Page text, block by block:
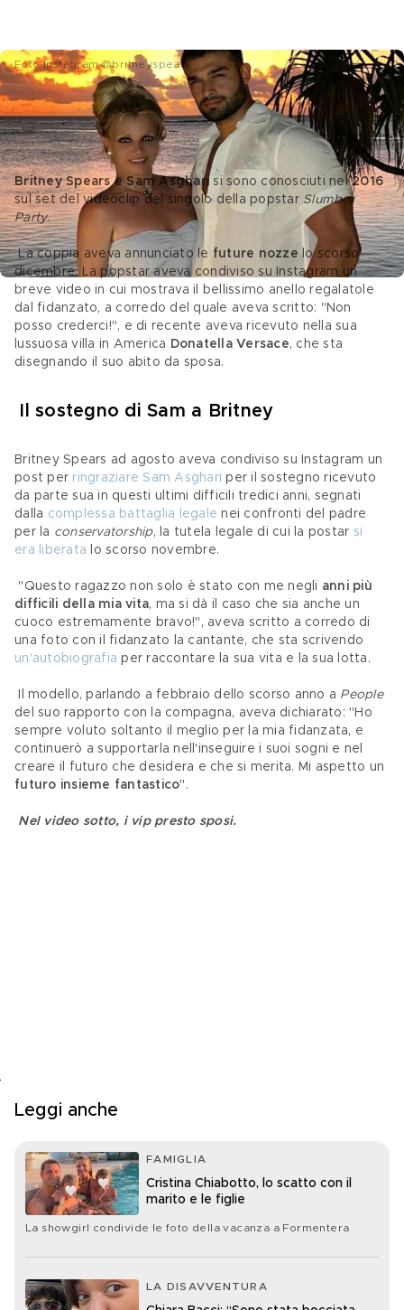
Foto Instagram @britneyspears
Britney e Sam, la storia d'amore e le
future nozze
Britney Spears e Sam Asghari si sono conosciuti nel 2016
sul set del videoclip del singolo della popstar Slumber
Party.
La coppia aveva annunciato le future nozze lo scorso
dicembre. La popstar aveva condiviso su Instagram un
breve video in cui mostrava il bellissimo anello regalatole
dal fidanzato, a corredo del quale aveva scritto: "Non
posso crederci!", e di recente aveva ricevuto nella sua
lussuosa villa in America Donatella Versace, che sta
disegnando il suo abito da sposa.
Il sostegno di Sam a Britney
Britney Spears ad agosto aveva condiviso su Instagram un
post per ringraziare Sam Asghari per il sostegno ricevuto
da parte sua in questi ultimi difficili tredici anni, segnati
dalla complessa battaglia legale nei confronti del padre
per la conservatorship, la tutela legale di cui la postar si
era liberata lo scorso novembre.
"Questo ragazzo non solo è stato con me negli anni più
difficili della mia vita, ma si dà il caso che sia anche un
cuoco estremamente bravo!", aveva scritto a corredo di
una foto con il fidanzato la cantante, che sta scrivendo
un'autobiografia per raccontare la sua vita e la sua lotta.
Il modello, parlando a febbraio dello scorso anno a People
del suo rapporto con la compagna, aveva dichiarato: "Ho
sempre voluto soltanto il meglio per la mia fidanzata, e
continuerò a supportarla nell'inseguire i suoi sogni e nel
creare il futuro che desidera e che si merita. Mi aspetto un
futuro insieme fantastico".
Nel video sotto, i vip presto sposi.
Leggi anche
FAMIGLIA
Cristina Chiabotto, lo scatto con il
marito e le figlie
La showgirl condivide le foto della vacanza a Formentera
LA DISAVVENTURA